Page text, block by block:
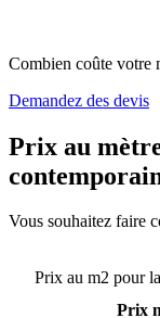
Combien coûte votre
Demandez des devis
Prix au
Vous souhaitez faire
Prix au m2 pour
Prix